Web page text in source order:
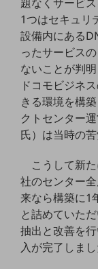
グループ会社
会社案内パンフレット
ニュースルーム
ニュースルームTOP
ニュースリリース
地域からの発表
お知らせ
社外からの評価実績
サステナビリティ
サステナビリティTOP
1つはセキュリ
設備内にある
ったサービス
ないことが判
ドコモビジネ
きる環境を構
クトセンター
氏）は当時の苦
こうして新
社のセンター
来なら構築に1
と詰めていた
抽出と改善を
入が完了しま